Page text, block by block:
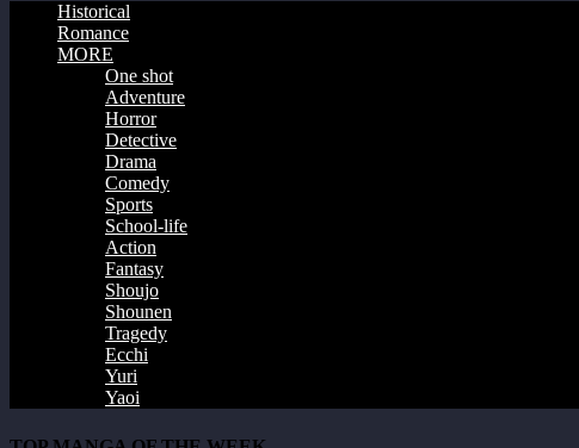
Historical
Romance
MORE
One shot
Adventure
Horror
Detective
Drama
Comedy
Sports
School-life
Action
Fantasy
Shoujo
Shounen
Tragedy
Ecchi
Yuri
Yaoi